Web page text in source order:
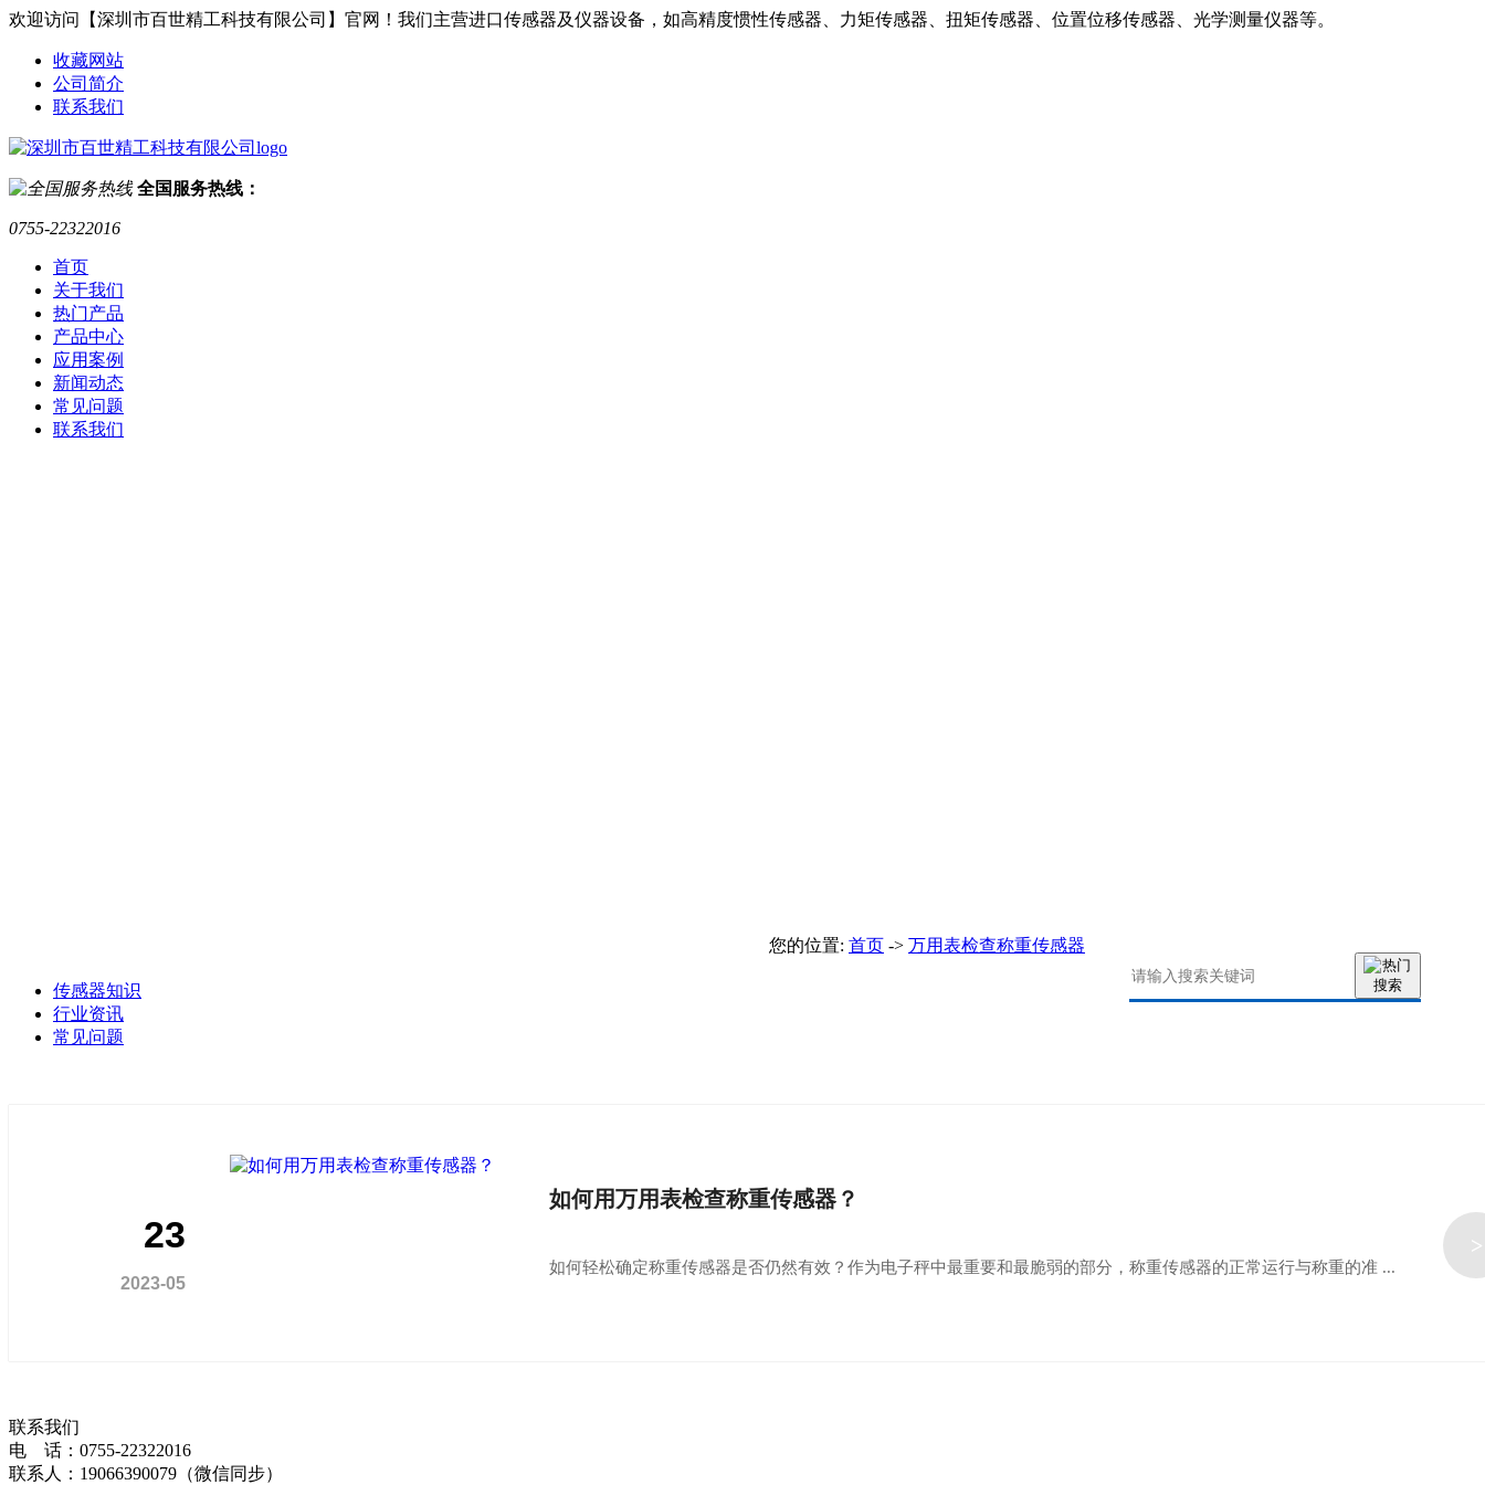
欢迎访问【深圳市百世精工科技有限公司】官网！我们主营进口传感器及仪器设备，如高精度惯性传感器、力矩传感器、扭矩传感器、位置位移传感器、光学测量仪器等。
收藏网站
公司简介
联系我们
全国服务热线：
0755-22322016
首页
关于我们
热门产品
产品中心
应用案例
新闻动态
常见问题
联系我们
您的位置: 首页 -> 万用表检查称重传感器
传感器知识
行业资讯
常见问题
23
2023-05
如何用万用表检查称重传感器？
如何轻松确定称重传感器是否仍然有效？作为电子秤中最重要和最脆弱的部分，称重传感器的正常运行与称重的准 ...
>
联系我们
电 话：0755-22322016
联系人：19066390079（微信同步）